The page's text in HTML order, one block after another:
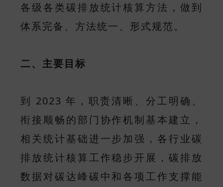
各级各类碳排放统计核算方法，做到
体系完备、方法统一、形式规范。
二、主要目标
到 2023 年，职责清晰、分工明确、
衔接顺畅的部门协作机制基本建立，
相关统计基础进一步加强，各行业碳
排放统计核算工作稳步开展，碳排放
数据对碳达峰碳中和各项工作支撑能